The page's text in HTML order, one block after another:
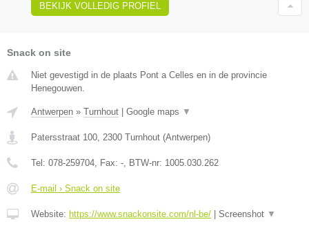
BEKIJK VOLLEDIG PROFIEL
Snack on site
Niet gevestigd in de plaats Pont a Celles en in de provincie
Henegouwen.
Antwerpen » Turnhout Google maps ▼
Patersstraat 100, 2300 Turnhout (Antwerpen)
Tel: 078-259704, Fax: -, BTW-nr: 1005.030.262
E-mail › Snack on site
Website: https://www.snackonsite.com/nl-be/ Screenshot ▼